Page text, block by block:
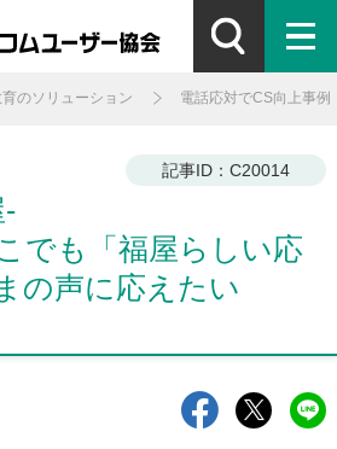
のソリューション 電話応対でCS向上事例
でも「福屋らしい応
の声に応えたい
記事ID：C20014